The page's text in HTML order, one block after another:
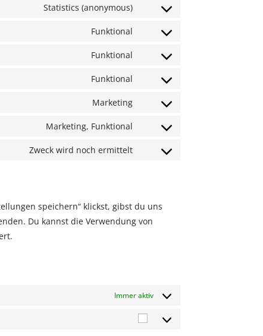
Statistics (anonymous)
Funktional
Funktional
Funktional
Marketing
Marketing, Funktional
Zweck wird noch ermittelt
speichern“ klickst, gibst du uns
Du kannst die Verwendung von
Immer aktiv